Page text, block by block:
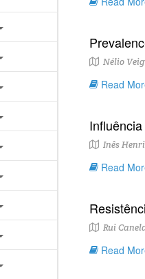
Nélio
Read
Inês
Read
Rui
Read